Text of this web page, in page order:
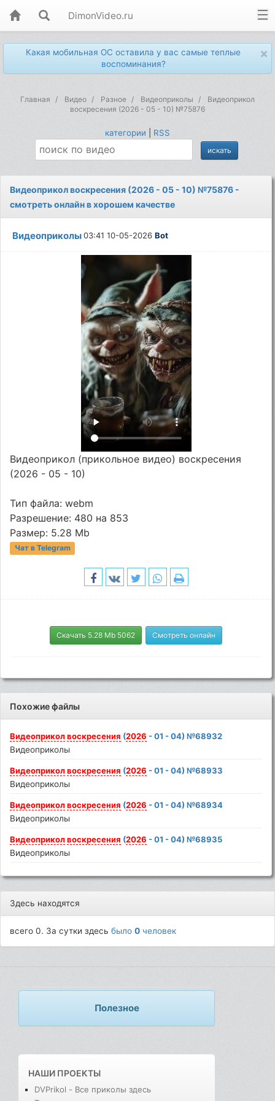
DimonVideo.ru
×
Какая мобильная ОС оставила у вас самые теплые
воспоминания?
Главная Видео Разное Видеоприколы
Видеоприкол
воскресения (2026 - 05 - 10) №75876
категории RSS
Видеоприкол воскресения (2026 - 05 - 10) №75876 -
смотреть онлайн в хорошем качестве
Видеоприколы03:41 10-05-2026Bot
Видеоприкол (прикольное видео) воскресения
(2026 - 05 - 10)
Тип файла: webm
Разрешение: 480 на 853
Размер: 5.28 Mb
Чат в Telegram
Скачать 5.28 Mb 5062 Смотреть онлайн
Похожие файлы
Видеоприкол воскресения (2026 - 01 - 04) №68932
Видеоприколы
Видеоприкол воскресения (2026 - 01 - 04) №68933
Видеоприколы
Видеоприкол воскресения (2026 - 01 - 04) №68934
Видеоприколы
Видеоприкол воскресения (2026 - 01 - 04) №68935
Видеоприколы
Здесь находятся
всего 0. За сутки здесьбыло0 человек
Полезное
НАШИ ПРОЕКТЫ
DVPrikol - Все приколы здесь